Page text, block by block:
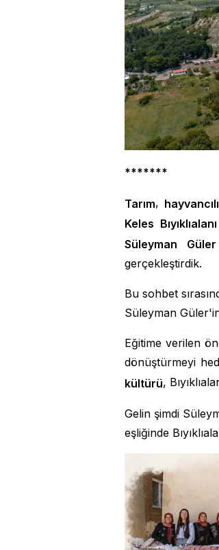
*******
Tarım,
Keles
Süleyman Güler
gerçekleştirdik.
Bu sohbet
Süleyman
Eğitime verilen
dönüştürmeyi
kültürü,
Gelin şimdi
eşliğinde